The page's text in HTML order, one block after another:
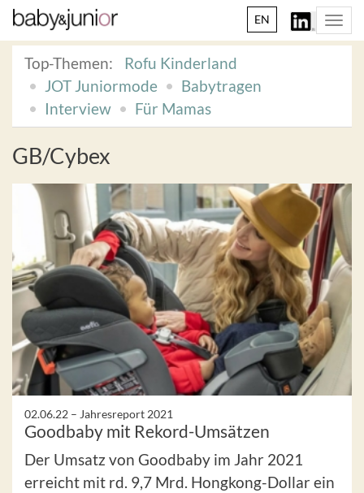
EN
Top-Themen:
Rofu Kinderland
JOT Juniormode
Babytragen
Interview
Für Mamas
GB/Cybex
02.06.22 – Jahresreport 2021
Goodbaby mit Rekord-Umsätzen
Der Umsatz von Goodbaby im Jahr 2021
erreicht mit rd. 9,7 Mrd. Hongkong-Dollar ein